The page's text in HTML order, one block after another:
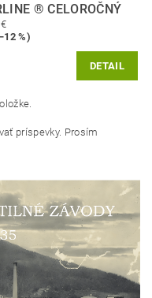
® CELOROČNÝ
%)
DETAIL
príspevky. Prosím